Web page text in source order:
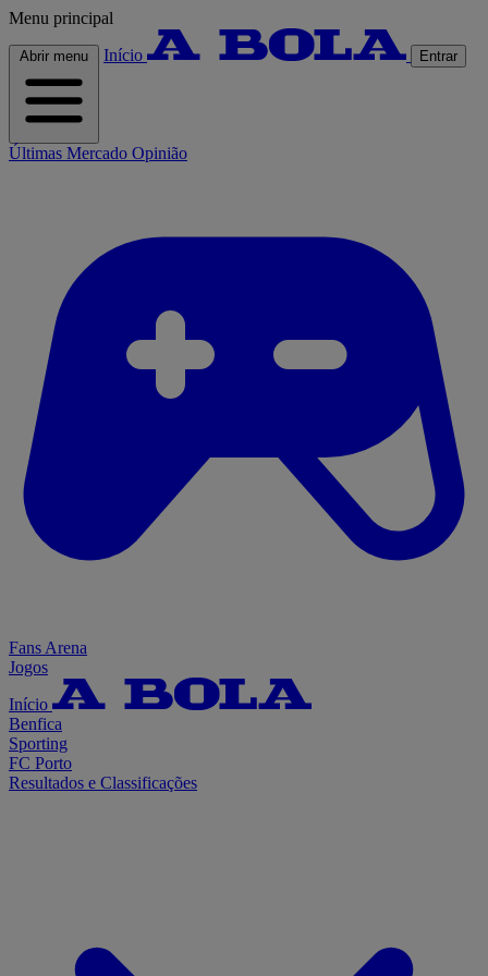
Menu principal
Abrir menu Início Entrar
Últimas Mercado Opinião
Fans Arena
Jogos
Início
Benfica
Sporting
FC Porto
Resultados e Classificações